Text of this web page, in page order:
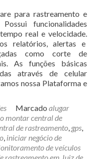
para rastreamento e
funcionalidades
real e velocidade.
relatórios, alertas e
como corte de
As funções básicas
através de celular
nossa Plataforma e
Marcado alugar
montar central de
de rastreamento, gps,
, iniciar negócio de
de veículos